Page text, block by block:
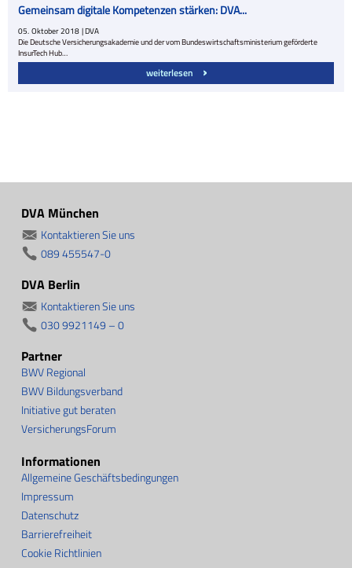
Gemeinsam digitale Kompetenzen stärken: DVA...
05. Oktober 2018 | DVA
Die Deutsche Versicherungsakademie und der vom Bundeswirtschaftsministerium geförderte
InsurTech Hub…
weiterlesen
DVA München
Kontaktieren Sie uns
089 455547-0
DVA Berlin
Kontaktieren Sie uns
030 9921149 – 0
Informationen
Allgemeine Geschäftsbedingungen
Impressum
Datenschutz
Barrierefreiheit
Cookie Richtlinien
Partner
BWV Regional
BWV Bildungsverband
Initiative gut beraten
VersicherungsForum